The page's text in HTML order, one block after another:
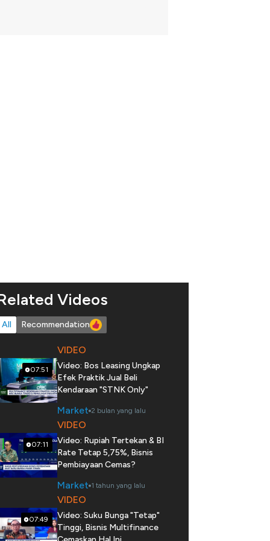
Videos
All Recommendation
07:51
VIDEO
Video: Bos Leasing Ungkap
Efek Praktik Jual Beli
Kendaraan "STNK Only"
Market 2 bulan yang lalu
07:11
VIDEO
Video: Rupiah Tertekan & BI
Rate Tetap 5,75%, Bisnis
Pembiayaan Cemas?
Market 1 tahun yang lalu
07:49
VIDEO
Video: Suku Bunga "Tetap"
Tinggi, Bisnis Multifinance